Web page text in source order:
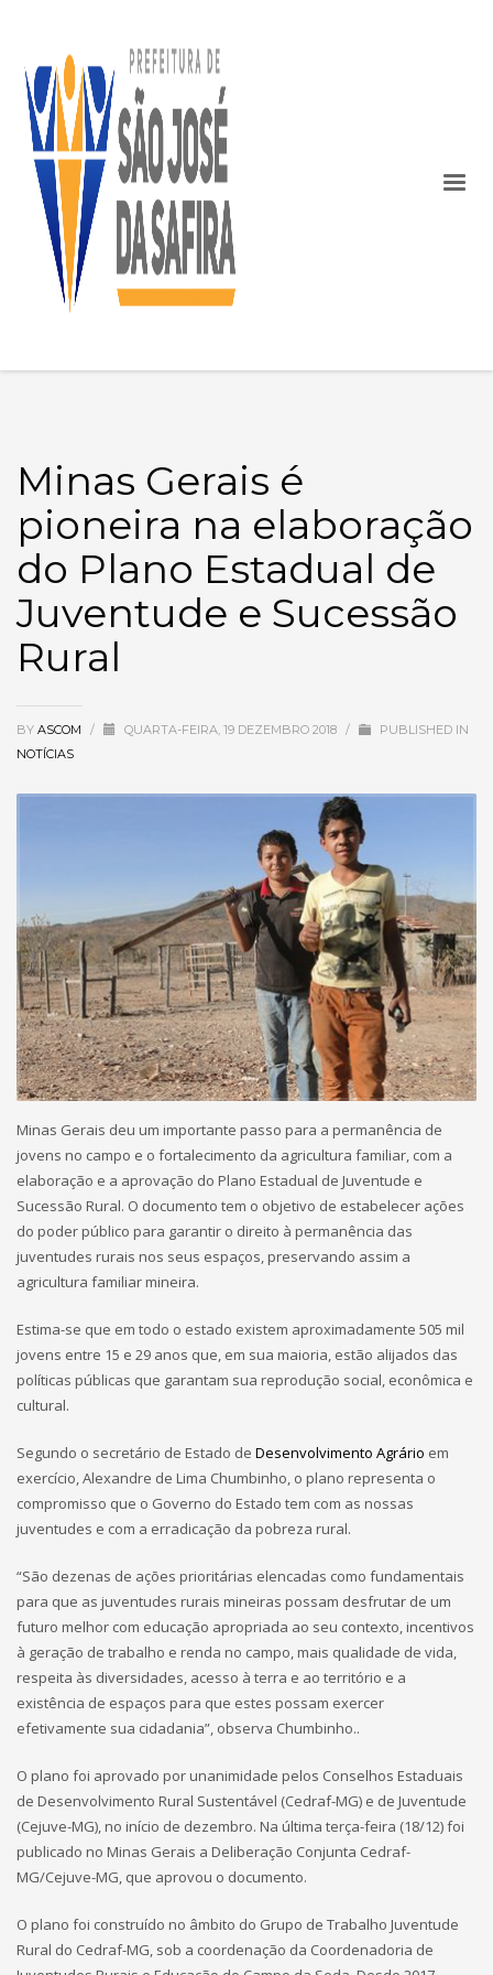
Minas Gerais é
pioneira na elaboração
do Plano Estadual de
Juventude e Sucessão
Rural
BY ASCOM / QUARTA-FEIRA, 19 DEZEMBRO 2018 /
PUBLISHED IN
NOTÍCIAS
Minas Gerais deu um importante passo para a permanência de
jovens no campo e o fortalecimento da agricultura familiar, com a
elaboração e a aprovação do Plano Estadual de Juventude e
Sucessão Rural. O documento tem o objetivo de estabelecer ações
do poder público para garantir o direito à permanência das
juventudes rurais nos seus espaços, preservando assim a
agricultura familiar mineira.
Estima-se que em todo o estado existem aproximadamente 505 mil
jovens entre 15 e 29 anos que, em sua maioria, estão alijados das
políticas públicas que garantam sua reprodução social, econômica e
cultural.
Segundo o secretário de Estado de Desenvolvimento Agrário em
exercício, Alexandre de Lima Chumbinho, o plano representa o
compromisso que o Governo do Estado tem com as nossas
juventudes e com a erradicação da pobreza rural.
“São dezenas de ações prioritárias elencadas como fundamentais
para que as juventudes rurais mineiras possam desfrutar de um
futuro melhor com educação apropriada ao seu contexto, incentivos
à geração de trabalho e renda no campo, mais qualidade de vida,
respeita às diversidades, acesso à terra e ao território e a
existência de espaços para que estes possam exercer
efetivamente sua cidadania”, observa Chumbinho..
O plano foi aprovado por unanimidade pelos Conselhos Estaduais
de Desenvolvimento Rural Sustentável (Cedraf-MG) e de Juventude
(Cejuve-MG), no início de dezembro. Na última terça-feira (18/12) foi
publicado no Minas Gerais a Deliberação Conjunta Cedraf-
MG/Cejuve-MG, que aprovou o documento.
O plano foi construído no âmbito do Grupo de Trabalho Juventude
Rural do Cedraf-MG, sob a coordenação da Coordenadoria de